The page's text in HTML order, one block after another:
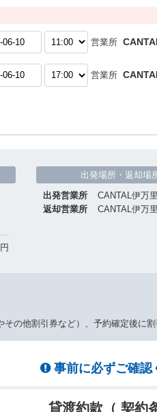
営業所
営業所
円
出発場所・返却場
出発営業所
CANTAL伊万
返却営業所
CANTAL伊万
の他割引券など）、予約確定後に
事前に必ずご確認
貸渡約款（ 契約